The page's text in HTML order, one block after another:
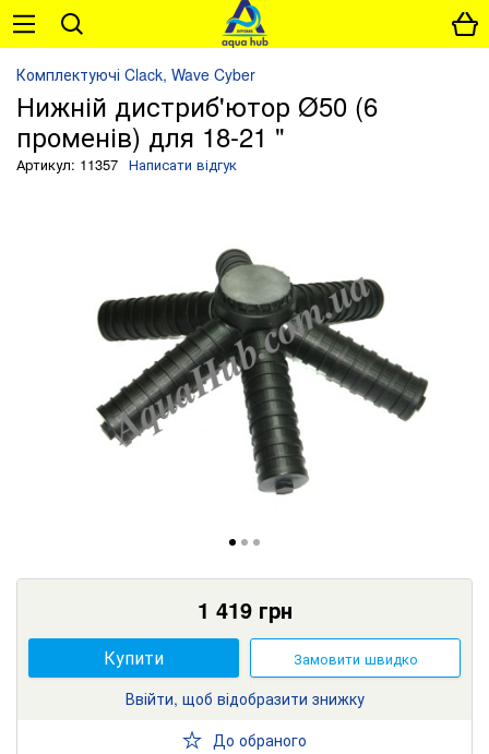
Комплектуючі Clack, Wave Cyber
Нижній дистриб'ютор Ø50 (6
променів) для 18-21 "
Артикул: 11357 Написати відгук
1 419грн
Купити Замовити швидко
Ввійти, щоб відобразити знижку
До обраного